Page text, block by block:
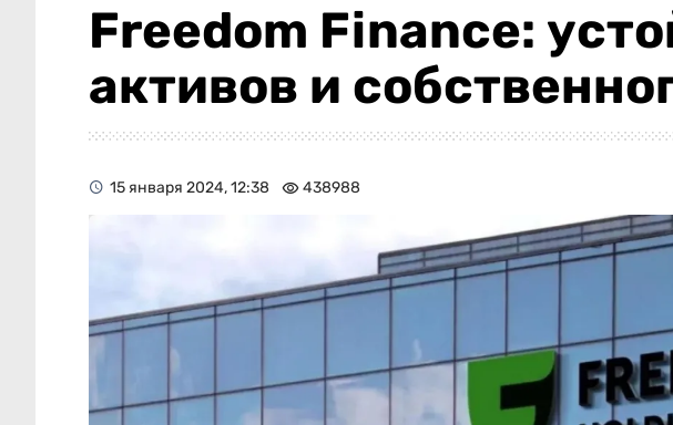
Freedom Finance:
активов и
15 января 2024, 12:38 438988